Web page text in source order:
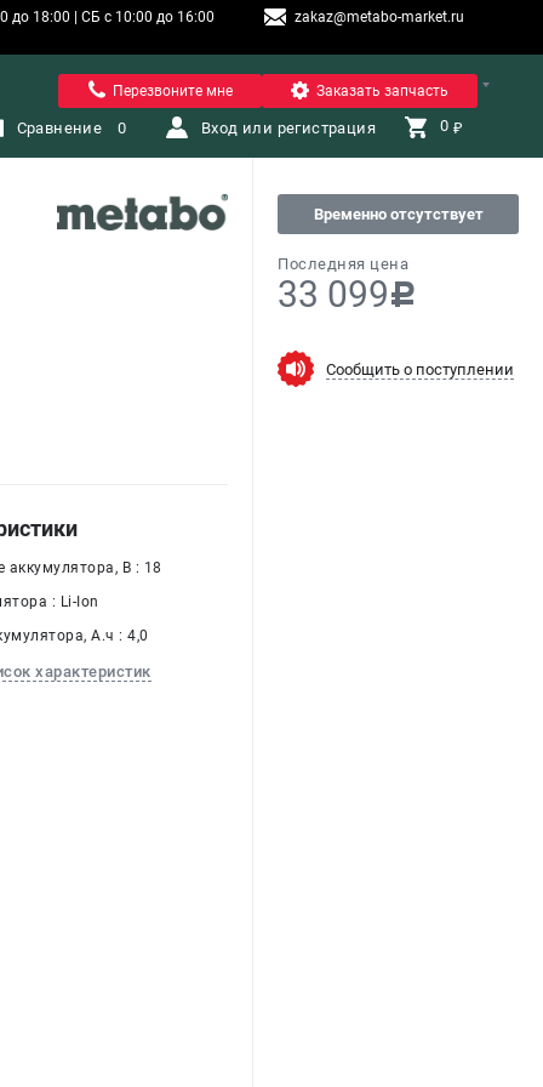
до 18:00 | СБ с 10:00 до 16:00 zakaz@metabo-market.ru
Санкт-Петербург
Перезвоните мне Заказать запчасть
Сравнение 0 Вход или регистрация 0 ₽
Временно отсутствует
Последняя цена
33 099c
Сообщить о поступлении
аккумулятора, В : 18
: Li-Ion
А.ч : 4,0
характеристик